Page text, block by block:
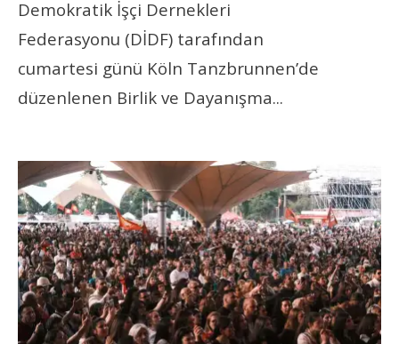
Demokratik İşçi Dernekleri
Federasyonu (DİDF) tarafından
cumartesi günü Köln Tanzbrunnen’de
düzenlenen Birlik ve Dayanışma...